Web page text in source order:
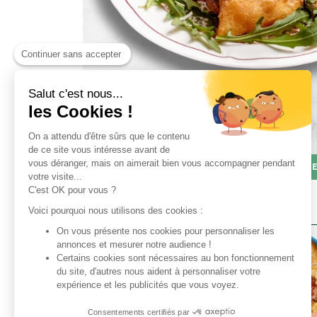
Continuer sans accepter
Salut c'est nous...
les Cookies !
On a attendu d'être sûrs que le contenu
de ce site vous intéresse avant de
vous déranger, mais on aimerait bien vous accompagner pendant
votre visite...
C'est OK pour vous ?
Voici pourquoi nous utilisons des cookies :
On vous présente nos cookies pour personnaliser les
annonces et mesurer notre audience !
Certains cookies sont nécessaires au bon fonctionnement
du site, d'autres nous aident à personnaliser votre
expérience et les publicités que vous voyez.
Consentements certifiés par